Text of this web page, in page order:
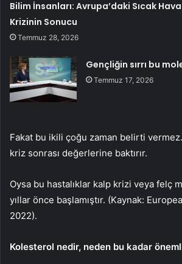
Bilim İnsanları: Avrupa’daki Sıcak
Krizinin Sonucu
Temmuz 28, 2026
Gençliğin sırrı bu
Temmuz 17, 2026
Fakat bu ikili çoğu zaman belirti
kriz sonrası değerlerine baktırır.
Oysa bu hastalıklar kalp krizi veya felç
yıllar önce başlamıştır. (Kaynak:
2022).
Kolesterol nedir, neden bu kadar